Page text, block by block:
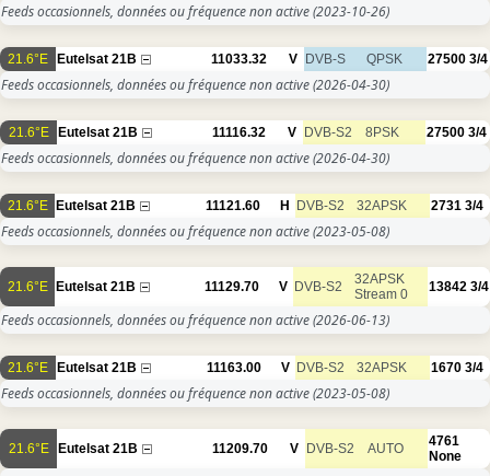
Feeds occasionnels, données ou fréquence non active(2023-10-26)
21.6°E Eutelsat 21B 11033.32 V DVB-S QPSK 27500 3/4
Feeds occasionnels, données ou fréquence non active(2026-04-30)
21.6°E Eutelsat 21B 11116.32 V DVB-S2 8PSK 27500 3/4
Feeds occasionnels, données ou fréquence non active(2026-04-30)
21.6°E Eutelsat 21B 11121.60 H DVB-S2 32APSK 2731 3/4
Feeds occasionnels, données ou fréquence non active(2023-05-08)
21.6°E Eutelsat 21B 11129.70 V DVB-S2
32APSK
Stream 0
13842 3/4
Feeds occasionnels, données ou fréquence non active(2026-06-13)
21.6°E Eutelsat 21B 11163.00 V DVB-S2 32APSK 1670 3/4
Feeds occasionnels, données ou fréquence non active(2023-05-08)
21.6°E Eutelsat 21B 11209.70 V DVB-S2 AUTO
4761
None